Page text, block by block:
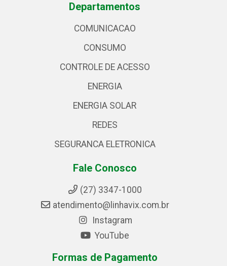
Departamentos
COMUNICACAO
CONSUMO
CONTROLE DE ACESSO
ENERGIA
ENERGIA SOLAR
REDES
SEGURANCA ELETRONICA
Fale Conosco
(27) 3347-1000
atendimento@linhavix.com.br
Instagram
YouTube
Formas de Pagamento